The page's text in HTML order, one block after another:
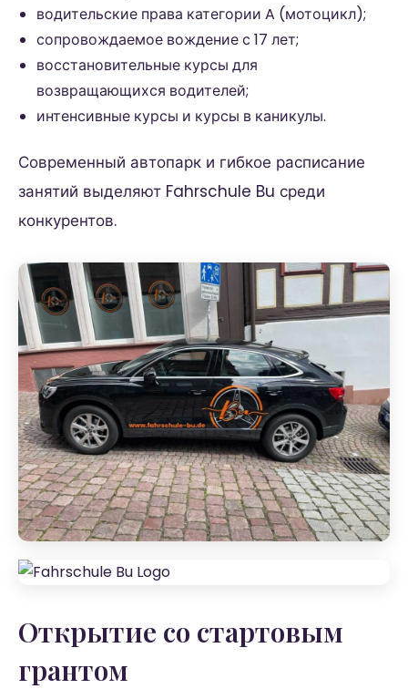
водительские права категории A (мотоцикл);
сопровождаемое вождение с 17 лет;
восстановительные курсы для
возвращающихся водителей;
интенсивные курсы и курсы в каникулы.
Современный автопарк и гибкое расписание
занятий выделяют Fahrschule Bu среди
конкурентов.
Открытие со стартовым
грантом